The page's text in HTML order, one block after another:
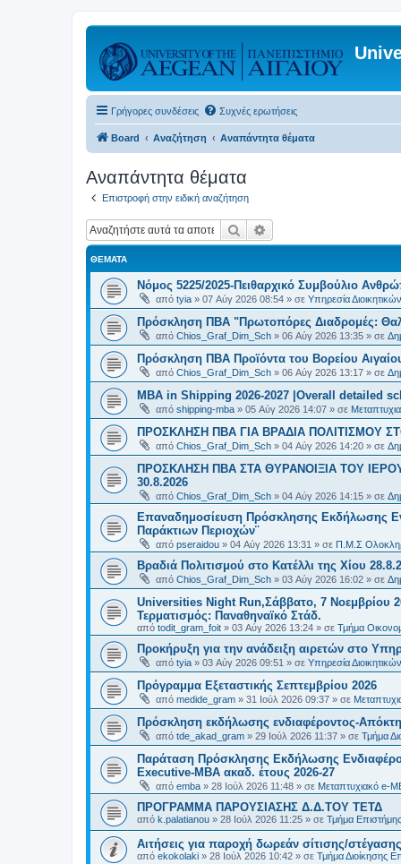
Γρήγορες συνδέσεις Συχνές ερωτήσεις
Board Αναζήτηση Αναπάντητα θέματα
Αναπάντητα θέματα
Επιστροφή στην ειδική αναζήτηση
Αναζήτηση
ΘΈΜΑΤΑ
Νόμος 5225/2025-Πειθαρχικό Συμβούλιο
από tyia » 07 Αύγ 2026 08:54 » σε Υπηρεσία
Πρόσκληση ΠΒΑ "Πρωτοπόρες Διαδρομές:
από Chios_Graf_Dim_Sch » 06 Αύγ 2026 13:35 » σε
Πρόσκληση ΠΒΑ Προϊόντα του Βορείου
από Chios_Graf_Dim_Sch » 06 Αύγ 2026 13:17 » σε
MBA in Shipping 2026-2027 |Overall detailed
από shipping-mba » 05 Αύγ 2026 14:07 » σε
ΠΡΟΣΚΛΗΣΗ ΠΒΑ ΓΙΑ ΒΡΑΔΙΑ ΠΟΛΙΤΙΣΜΟΥ
από Chios_Graf_Dim_Sch » 04 Αύγ 2026 14:20 » σε
ΠΡΟΣΚΛΗΣΗ ΠΒΑ ΣΤΑ ΘΥΡΑΝΟΙΞΙΑ ΤΟΥ
30.8.2026
από Chios_Graf_Dim_Sch » 04 Αύγ 2026 14:15 » σε
Επαναδημοσίευση Πρόσκλησης Εκδήλωσης
Παράκτιων Περιοχών¨
από pseraidou » 04 Αύγ 2026 13:31 » σε Π.Μ.Σ
Βραδιά Πολιτισμού στο Κατέλλι της Χίου
από Chios_Graf_Dim_Sch » 03 Αύγ 2026 16:02 » σε
Universities Night Run,Σάββατο, 7 Νοεμβρίου
Τερματισμός: Παναθηναϊκό Στάδ.
από todit_gram_foit » 03 Αύγ 2026 13:24 » σε Τμήμα
Προκήρυξη για την ανάδειξη αιρετών στο
από tyia » 03 Αύγ 2026 09:51 » σε Υπηρεσία
Πρόγραμμα Εξεταστικής Σεπτεμβρίου 2026
από medide_gram » 31 Ιούλ 2026 09:37 » σε
Πρόσκληση εκδήλωσης ενδιαφέροντος-
από tde_akad_gram » 29 Ιούλ 2026 11:37 » σε Τμήμα
Παράταση Πρόσκλησης Εκδήλωσης
Executive-MBΑ ακαδ. έτους 2026-27
από emba » 28 Ιούλ 2026 11:48 » σε Μεταπτυχιακό e-
ΠΡΟΓΡΑΜΜΑ ΠΑΡΟΥΣΙΑΣΗΣ Δ.Δ.ΤΟΥ ΤΕΤΔ
από k.palatianou » 28 Ιούλ 2026 11:25 » σε Τμήμα
Αιτήσεις για παροχή δωρεάν σίτισης/
από ekokolaki » 28 Ιούλ 2026 10:42 » σε Τμήμα Διοίκησης